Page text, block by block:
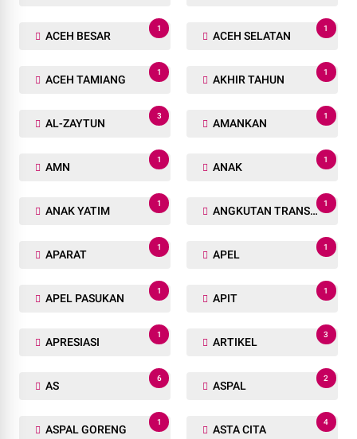
ACEH BESAR
1
ACEH SELATAN
1
ACEH TAMIANG
1
AKHIR TAHUN
1
AL-ZAYTUN
3
AMANKAN
1
AMN
1
ANAK
1
ANAK YATIM
1
ANGKUTAN TRANSPORTASI
1
APARAT
1
APEL
1
APEL PASUKAN
1
APIT
1
APRESIASI
1
ARTIKEL
3
AS
6
ASPAL
2
ASPAL GORENG
1
ASTA CITA
4